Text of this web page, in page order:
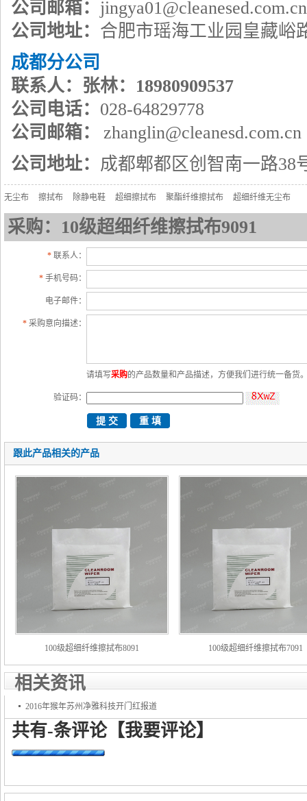
公司邮箱： jingya01@cleanesed.com.cn
公司地址： 合肥市瑶海工业园皇藏峪
成都分公司
联系人：张林：18980909537
公司电话： 028-64829778
公司邮箱：
zhanglin@cleanesd.com.cn
公司地址： 成都郫都区创智南一路38
无尘布 擦拭布 除静电鞋 超细擦拭布 聚酯纤维擦拭布 超细纤维无尘布
采购：10级超细纤维擦拭布9091
* 联系人：
* 手机号码：
电子邮件：
* 采购意向描述：
请填写采购的产品数量和产品描述，方便我们进行统一备货
验证码：
跟此产品相关的产品
100级超细纤维擦拭布8091 100级超细纤维擦拭布7091
相关资讯
2016年猴年苏州净雅科技开门红报道
共有-条评论【我要评论】